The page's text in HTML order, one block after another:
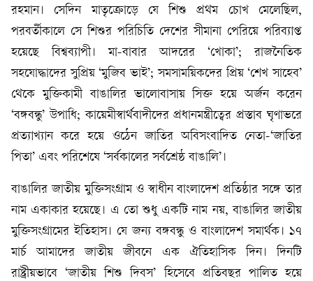
রহমান। সেদিন মাতৃক্রোড়ে যে শিশু প্রথম চোখ মেলেছিল,
পরবর্তীকালে সে শিশুর পরিচিতি দেশের সীমানা পেরিয়ে পরিব্যাপ্ত
হয়েছে বিশ্বব্যাপী। মা-বাবার আদরের ‘খোকা’; রাজনৈতিক
সহযোদ্ধাদের সুপ্রিয় ‘মুজিব ভাই’; সমসাময়িকদের প্রিয় ‘শেখ সাহেব’
থেকে মুক্তিকামী বাঙালির ভালোবাসায় সিক্ত হয়ে অর্জন করেন
‘বঙ্গবন্ধু’ উপাধি; কায়েমীস্বার্থবাদীদের প্রধানমন্ত্রীত্বের প্রস্তাব ঘৃণাভরে
প্রত্যাখ্যান করে হয়ে ওঠেন জাতির অবিসংবাদিত নেতা-‘জাতির
পিতা’ এবং পরিশেষে ‘সর্বকালের সর্বশ্রেষ্ঠ বাঙালি’।
বাঙালির জাতীয় মুক্তিসংগ্রাম ও স্বাধীন বাংলাদেশ প্রতিষ্ঠার সঙ্গে তার
নাম একাকার হয়েছে। এ তো শুধু একটি নাম নয়, বাঙালির জাতীয়
মুক্তিসংগ্রামের ইতিহাস। যে জন্য বঙ্গবন্ধু ও বাংলাদেশ সমার্থক। ১৭
মার্চ আমাদের জাতীয় জীবনে এক ঐতিহাসিক দিন। দিনটি
রাষ্ট্রীয়ভাবে ‘জাতীয় শিশু দিবস’ হিসেবে প্রতিবছর পালিত হয়ে